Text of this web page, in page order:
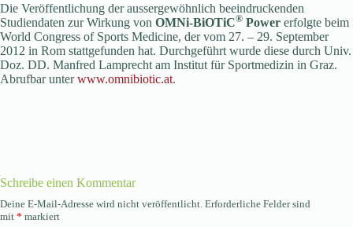
Die Veröffentlichung der aussergewöhnlich beeindruckenden
Studiendaten zur Wirkung von OMNi-BiOTiC® Power erfolgte beim
World Congress of Sports Medicine, der vom 27. – 29. September
2012 in Rom stattgefunden hat. Durchgeführt wurde diese durch Univ.
Doz. DD. Manfred Lamprecht am Institut für Sportmedizin in Graz.
Abrufbar unterwww.omnibiotic.at.
Schreibe einen Kommentar
Deine E-Mail-Adresse wird nicht veröffentlicht. Erforderliche Felder sind
mit * markiert